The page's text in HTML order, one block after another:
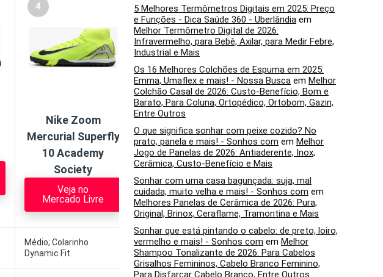
4
Nike Zoom
Mercurial Superfly
10 Academy
Society
Veja no
Mercado Livre
Médio; Colarinho
Dynamic Fit
5
Chuteira Society
Adidas Liga F50
Turf Unisex
Amazon
Médio
6
Penalty SE7E XXI
cor preta
Mercado Livre
Médio
5 Melhores Termômetros Digitais em 2025: Preço
e Funções - Dica Saúde 360 - Uberlândia em
Melhor Termômetro Digital de 2026:
Infravermelho, para Bebê, Axilar, para Medir Febre,
Industrial e Mais
Os 16 Melhores Colchões de Espuma em 2025:
Emma, Umaflex e mais! - Nossa Busca em Melhor
Colchão Casal de 2026: Custo-Benefício, Bom e
Barato, Para Coluna, Ortopédico, Ortobom, Gazin,
Entre Outros
O que significa sonhar com peixe cozido? No
prato, panela e mais! - Sonhos com em Melhor
Jogo de Panelas de 2026: Antiaderente, Inox,
Cerâmica, Custo-Benefício e Mais
Sonhar com uma casa bagunçada: suja, mal
cuidada, muito velha e mais! - Sonhos com em
Melhores Panelas de Cerâmica de 2026: Pura,
Original, Brinox, Ceraflame, Tramontina e Mais
Sonhar que está pintando o cabelo: de preto, loiro,
vermelho e mais! - Sonhos com em Melhor
Shampoo Tonalizante de 2026: Para Cabelos
Grisalhos Femininos, Cabelo Branco Feminino,
Para Disfarçar Cabelo Branco, Entre Outros